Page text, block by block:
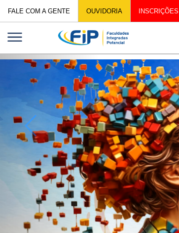
Previous
FALE COM A GENTE OUVIDORIA INSCRIÇÕES